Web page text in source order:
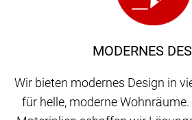
MODERNES
Wir bieten modernes Design in
für helle, moderne